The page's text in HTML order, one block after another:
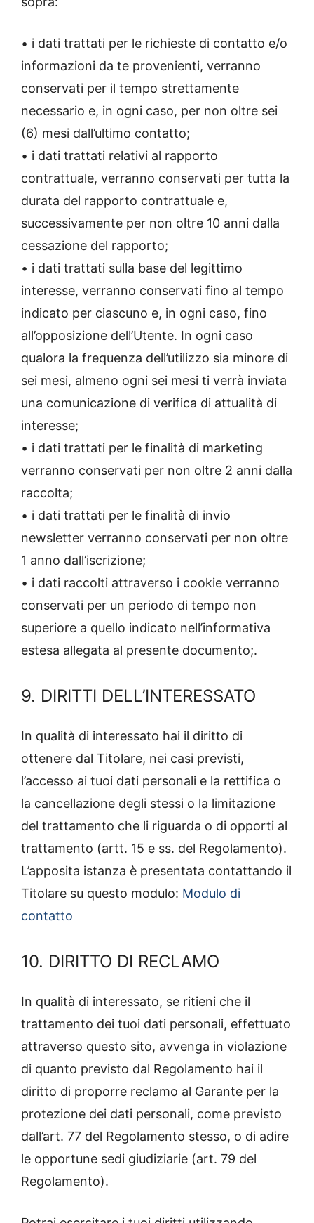
• i dati trattati per le richieste di contatto e/o
informazioni da te provenienti, verranno
conservati per il tempo strettamente
necessario e, in ogni caso, per non oltre sei
(6) mesi dall’ultimo contatto;
• i dati trattati relativi al rapporto
contrattuale, verranno conservati per tutta la
durata del rapporto contrattuale e,
successivamente per non oltre 10 anni dalla
cessazione del rapporto;
• i dati trattati sulla base del legittimo
interesse, verranno conservati fino al tempo
indicato per ciascuno e, in ogni caso, fino
all’opposizione dell’Utente. In ogni caso
qualora la frequenza dell’utilizzo sia minore di
sei mesi, almeno ogni sei mesi ti verrà inviata
una comunicazione di verifica di attualità di
interesse;
• i dati trattati per le finalità di marketing
verranno conservati per non oltre 2 anni dalla
raccolta;
• i dati trattati per le finalità di invio
newsletter verranno conservati per non oltre
1 anno dall’iscrizione;
• i dati raccolti attraverso i cookie verranno
conservati per un periodo di tempo non
superiore a quello indicato nell’informativa
estesa allegata al presente documento;.
9. DIRITTI DELL’INTERESSATO
In qualità di interessato hai il diritto di
ottenere dal Titolare, nei casi previsti,
l’accesso ai tuoi dati personali e la rettifica o
la cancellazione degli stessi o la limitazione
del trattamento che li riguarda o di opporti al
trattamento (artt. 15 e ss. del Regolamento).
L’apposita istanza è presentata contattando il
Titolare su questo modulo: Modulo di
contatto
10. DIRITTO DI RECLAMO
In qualità di interessato, se ritieni che il
trattamento dei tuoi dati personali, effettuato
attraverso questo sito, avvenga in violazione
di quanto previsto dal Regolamento hai il
diritto di proporre reclamo al Garante per la
protezione dei dati personali, come previsto
dall’art. 77 del Regolamento stesso, o di adire
le opportune sedi giudiziarie (art. 79 del
Regolamento).